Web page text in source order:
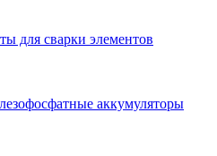
для сварки элементов
аккумуляторы